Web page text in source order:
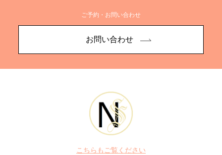
ご予約・お問い合わせ
お問い合わせ
こちらもご覧ください